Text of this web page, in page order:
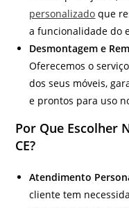
personalizado que
a funcionalidade do
Desmontagem e
Oferecemos o
dos seus móveis,
e prontos para uso
Por Que Escolher
CE?
Atendimento
cliente tem